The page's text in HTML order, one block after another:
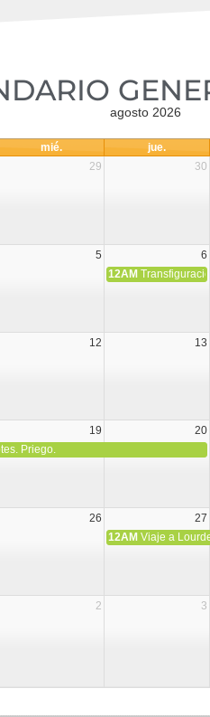
agosto 2026
mié. jue.
29 30
5 6
a Japón. 12AM
12 13
19 20
Priego.
26 27
12AM Viaje a
2 3